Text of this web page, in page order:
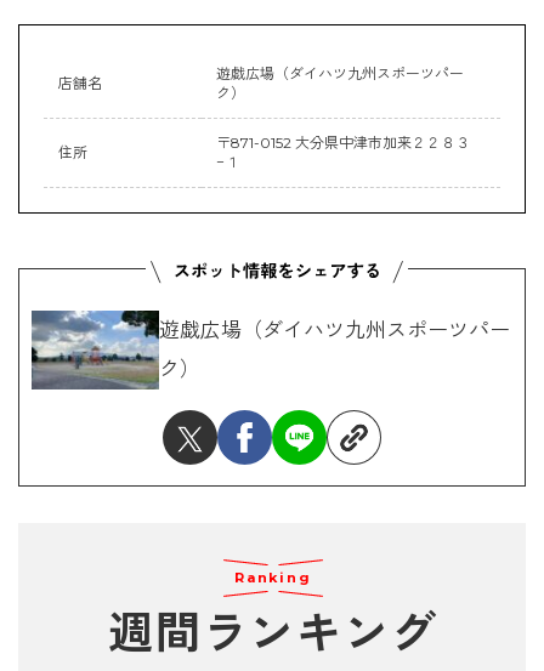
店舗名
遊戯広場（ダイハツ九州スポーツパー
ク）
住所
〒871-0152 大分県中津市加来２２８３
−１
遊戯広場（ダイハツ九州スポーツパー
ク）
Ranking
週間ランキング